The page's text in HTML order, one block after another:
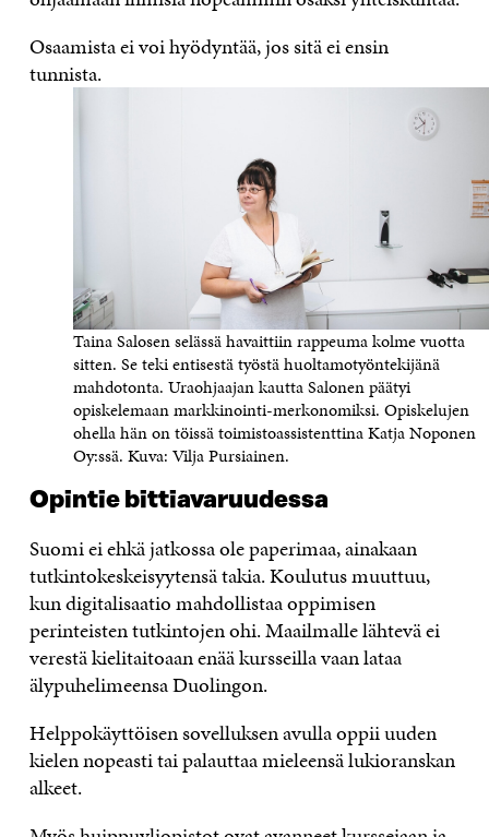
Osaamista ei voi hyödyntää, jos sitä ei ensin
tunnista.
Taina Salosen selässä havaittiin rappeuma kolme vuotta
sitten. Se teki entisestä työstä huoltamotyöntekijänä
mahdotonta. Uraohjaajan kautta Salonen päätyi
opiskelemaan markkinointi-merkonomiksi. Opiskelujen
ohella hän on töissä toimistoassistenttina Katja Noponen
Oy:ssä. Kuva: Vilja Pursiainen.
Opintie bittiavaruudessa
Suomi ei ehkä jatkossa ole paperimaa, ainakaan
tutkintokeskeisyytensä takia. Koulutus muuttuu,
kun digitalisaatio mahdollistaa oppimisen
perinteisten tutkintojen ohi. Maailmalle lähtevä ei
verestä kielitaitoaan enää kursseilla vaan lataa
älypuhelimeensa Duolingon.
Helppokäyttöisen sovelluksen avulla oppii uuden
kielen nopeasti tai palauttaa mieleensä lukioranskan
alkeet.